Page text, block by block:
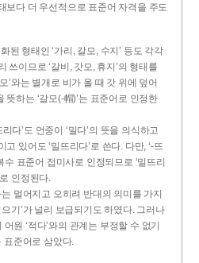
보다 더 우선적으로 표준어 자격을 주도
된 형태인 ‘가리, 갈모, 수지’ 등도 각각
쓰이므로 ‘갈비, 갓모, 휴지’의 형태를
’와는 별개로 비가 올 때 갓 위에 덮어
뜻하는 ‘갈모(-帽)’는 표준어로 인정한
다’도 언중이 ‘밀다’의 뜻을 의식하고
고 있어도 ‘밀뜨리다’로 쓴다. 다만, ‘-뜨
수 표준어 접미사로 인정되므로 ‘밀뜨리
인정된다.
멀어지고 오히려 반대의 의미를 가지
기’가 널리 보급되기도 하였다. 그러나
원 ‘적다’와의 관계는 부정할 수 없기
표준어로 삼았다.